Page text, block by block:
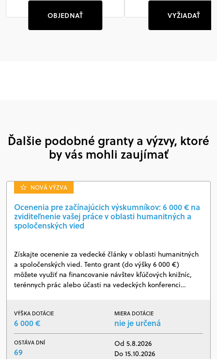
OBJEDNAŤ VYŽIADAŤ
Ďalšie podobné granty a výzvy, ktoré
by vás mohli zaujímať
NOVÁ VÝZVA
Ocenenia pre začínajúcich výskumníkov: 6 000 € na
zviditeľnenie vašej práce v oblasti humanitných a
spoločenských vied
Získajte ocenenie za vedecké články v oblasti humanitných
a spoločenských vied. Tento grant (do výšky 6 000 €)
môžete využiť na financovanie návštev kľúčových knižníc,
terénnych prác alebo účasti na vedeckých konferenci…
VÝŠKA DOTÁCIE
6 000 €
MIERA DOTÁCIE
nie je určená
OSTÁVA DNÍ
69
Od 5.8.2026
Do 15.10.2026